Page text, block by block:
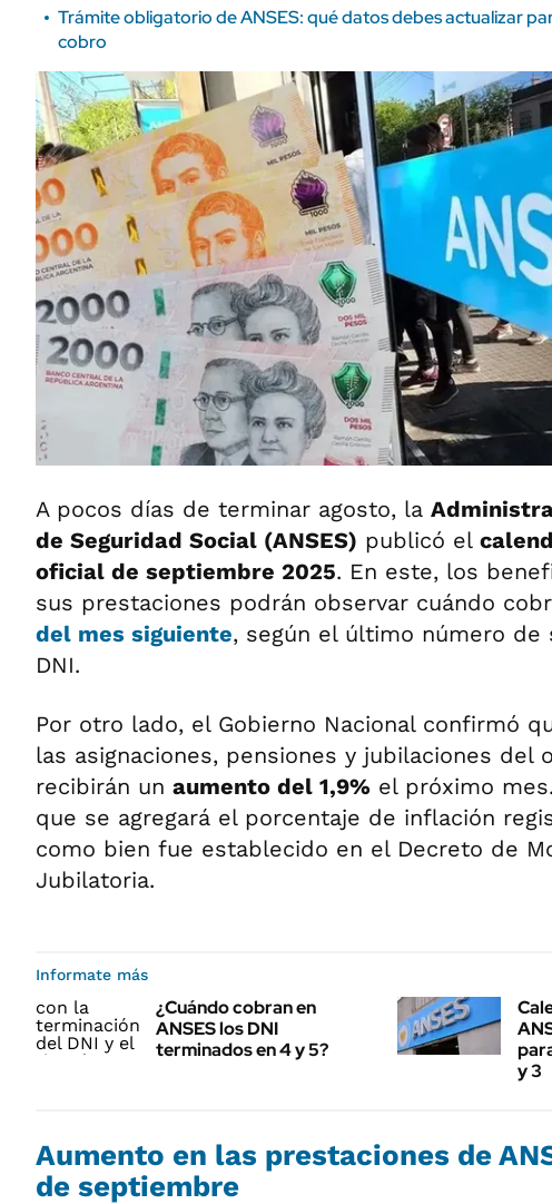
Trámite obligatorio de ANSES: qué datos debes actualizar
cobro
A pocos días de terminar agosto, la
de Seguridad Social (ANSES) publicó el
oficial de septiembre 2025. En este, los
sus prestaciones podrán observar cuándo
del mes siguiente, según el último número de
DNI.
Por otro lado, el Gobierno Nacional confirmó
las asignaciones, pensiones y jubilaciones del
recibirán un aumento del 1,9% el próximo
que se agregará el porcentaje de inflación
como bien fue establecido en el Decreto de
Jubilatoria.
Informate más
¿Cuándo cobran en
ANSES los DNI
terminados en 4 y 5?
y 3
Aumento en las prestaciones de
de septiembre